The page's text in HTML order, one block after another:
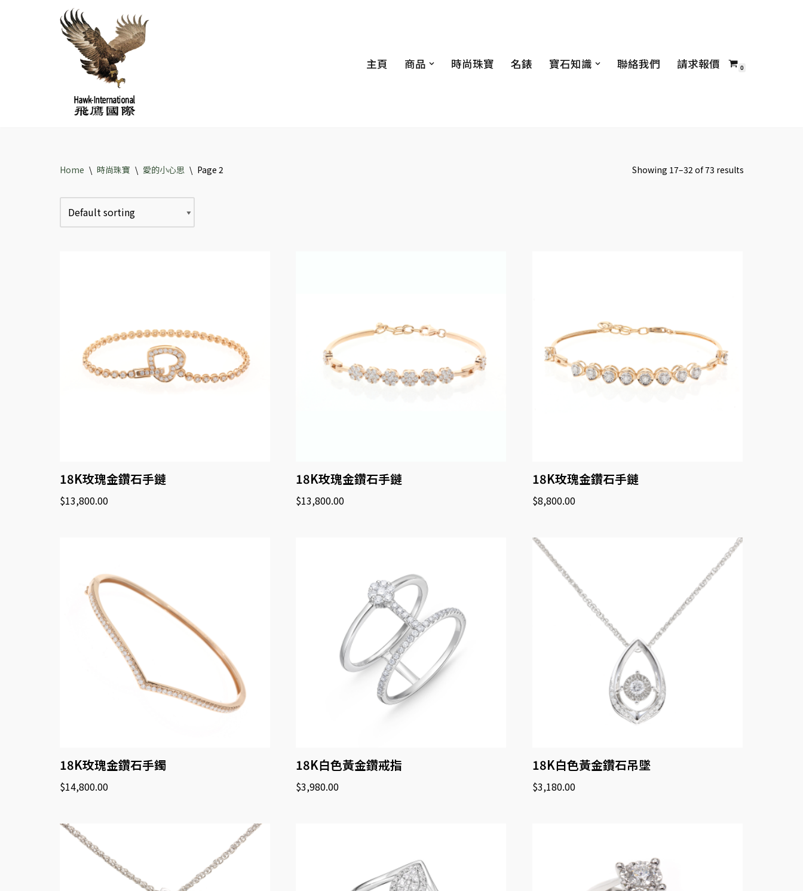
主頁 商品 時尚珠寶 名錶 寶石知識 聯絡我們 請求報價 0
Home \ 時尚珠寶 \ 愛的小心思 \ Page 2 Showing 17–32 of 73 results
18K玫瑰金鑽石手鏈
$13,800.00
18K玫瑰金鑽石手鏈
$13,800.00
18K玫瑰金鑽石手鏈
$8,800.00
18K玫瑰金鑽石手鐲
$14,800.00
18K白色黃金鑽戒指
$3,980.00
18K白色黃金鑽石吊墜
$3,180.00